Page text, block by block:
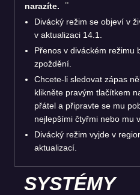
narazíte.
Divácký režim se objeví v
v aktualizaci 14.1.
Přenos v diváckém režimu
zpoždění.
Chcete-li sledovat zápas
klikněte pravým tlačítkem
přátel a připravte se mu
nejlepšími čtyřmi nebo mu
Divácký režim vyjde v
aktualizací.
SYSTÉMY